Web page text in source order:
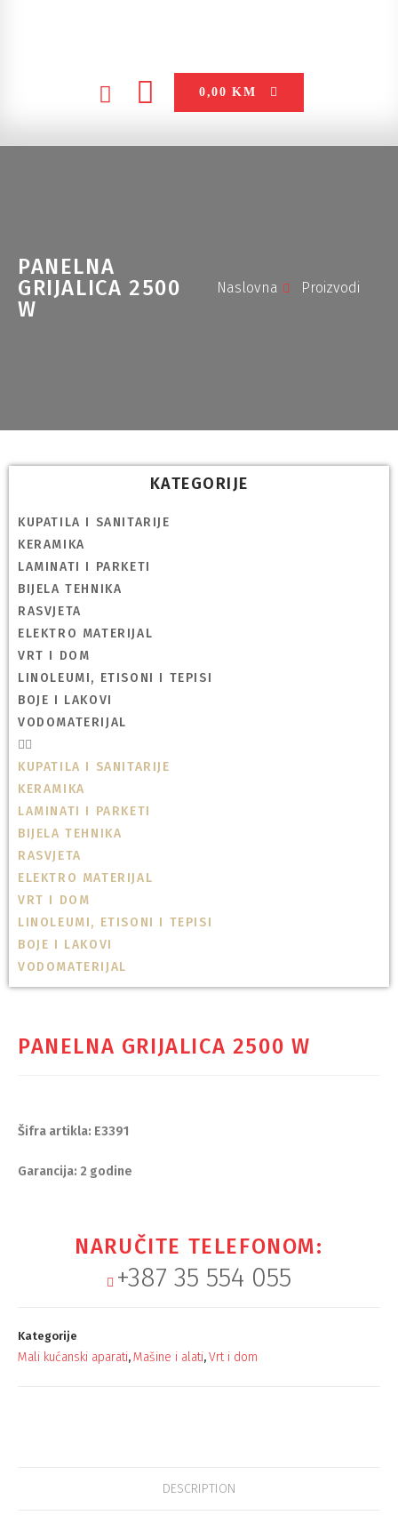
0,00KM
PANELNA
GRIJALICA 2500
W
Naslovna Proizvodi
KATEGORIJE
KUPATILA I SANITARIJE
KERAMIKA
LAMINATI I PARKETI
BIJELA TEHNIKA
RASVJETA
ELEKTRO MATERIJAL
VRT I DOM
LINOLEUMI, ETISONI I TEPISI
BOJE I LAKOVI
VODOMATERIJAL
KUPATILA I SANITARIJE
KERAMIKA
LAMINATI I PARKETI
BIJELA TEHNIKA
RASVJETA
ELEKTRO MATERIJAL
VRT I DOM
LINOLEUMI, ETISONI I TEPISI
BOJE I LAKOVI
VODOMATERIJAL
PANELNA GRIJALICA 2500 W
Šifra artikla: E3391
Garancija: 2 godine
NARUČITE TELEFONOM:
+387 35 554 055
Kategorije
Mali kućanski aparati, Mašine i alati, Vrt i dom
DESCRIPTION